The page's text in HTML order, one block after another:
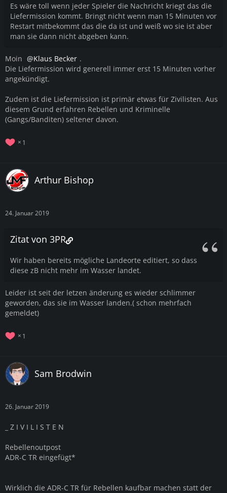
Es wäre toll wenn jeder Spieler die Nachricht kriegt das die
Liefermission kommt. Bringt nicht wenn man 15 Minuten vor
Restart mitbekommt das die da ist und weiß wo sie ist aber
man sie dann nicht abgeben kann.
Moin Klaus Becker .
Die Liefermission wird generell immer erst 15 Minuten vorher
angekündigt.
Zudem ist die Liefermission ist primär etwas für Zivilisten. Aus
diesem Grund erfahren Rebellen und Kriminelle
(Gangs/Banditen) seltener davon.
1
Arthur Bishop
24. Januar 2019
Zitat von 3PR
Wir haben bereits mögliche Landeorte editiert, so dass
diese zB nicht mehr im Wasser landet.
Leider ist seit der letzen änderung es wieder schlimmer
geworden, das sie im Wasser landen.( schon mehrfach
gemeldet)
1
Sam Brodwin
26. Januar 2019
_ Z I V I L I S T E N
Rebellenoutpost
ADR-C TR eingefügt*
Wirklich die ADR-C TR für Rebellen kaufbar machen statt der